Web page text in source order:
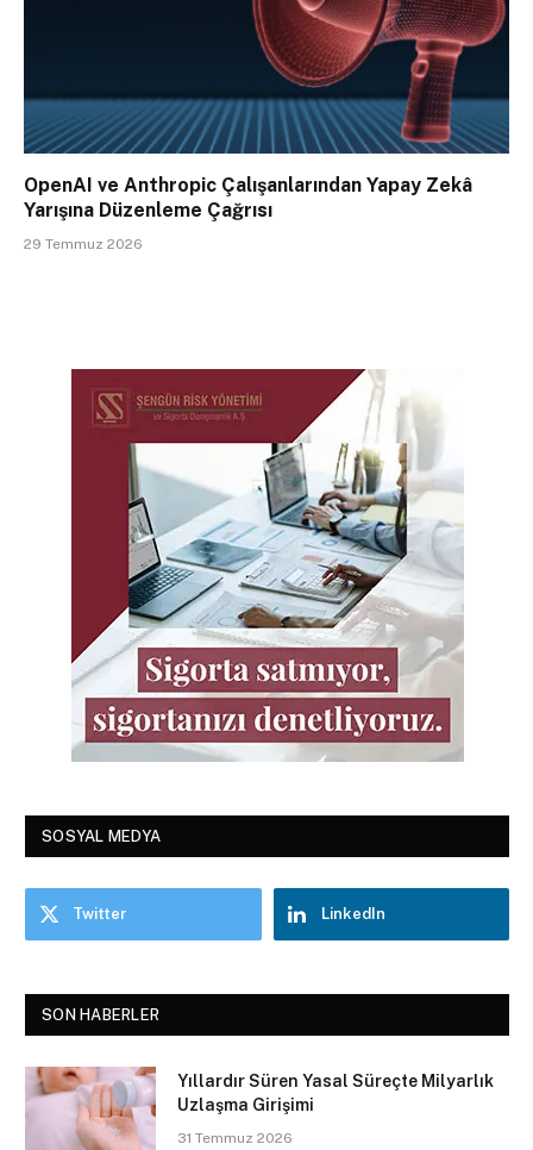
OpenAI ve Anthropic Çalışanlarından Yapay Zekâ
Yarışına Düzenleme Çağrısı
29 Temmuz 2026
SOSYAL MEDYA
Twitter LinkedIn
SON HABERLER
Yıllardır Süren Yasal Süreçte Milyarlık
Uzlaşma Girişimi
31 Temmuz 2026